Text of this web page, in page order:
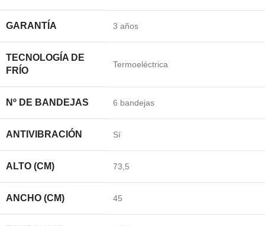
GARANTÍA 3 años
TECNOLOGÍA DE
FRÍO
Termoeléctrica
Nº DE BANDEJAS 6 bandejas
ANTIVIBRACIÓN Sí
ALTO (CM) 73,5
ANCHO (CM) 45